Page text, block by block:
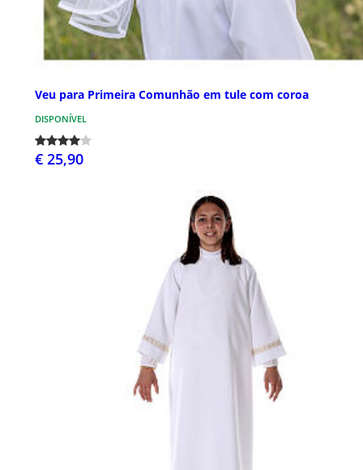
Veu para Primeira Comunhão em tule com coroa
DISPONÍVEL
€ 25,90